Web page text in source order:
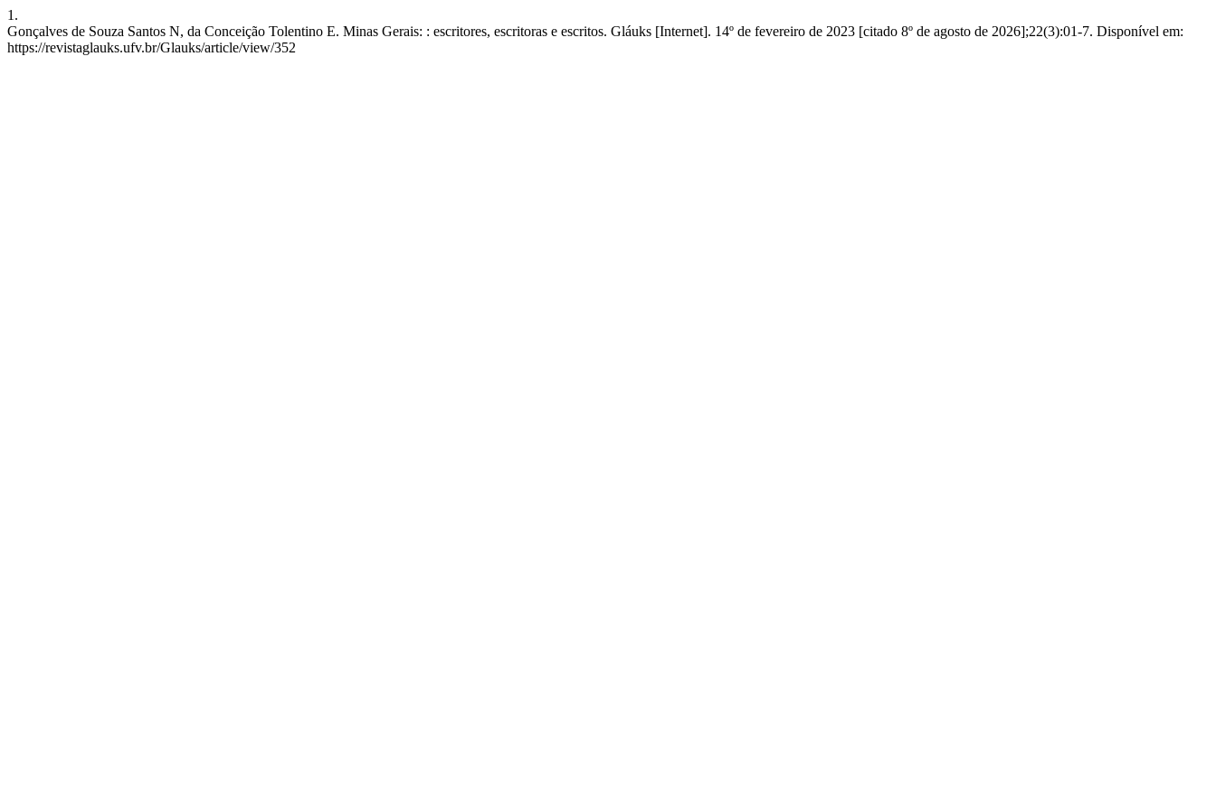
1.
Gonçalves de Souza Santos N, da Conceição Tolentino E. Minas Gerais: : escritores, escritoras e escritos. Gláuks [Internet]. 14º de fevereiro de 2023 [citado 8º de agosto de 2026];22(3):01-7. Disponível em:
https://revistaglauks.ufv.br/Glauks/article/view/352